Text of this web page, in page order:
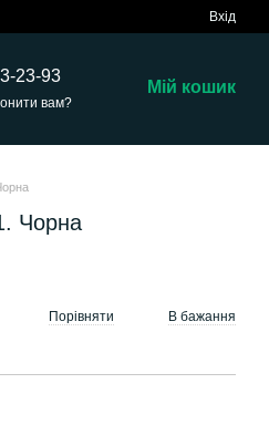
Вхід
23-93
вам?
Мій кошик
Чорна
Порівняти В бажання